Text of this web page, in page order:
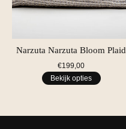
Narzuta Narzuta Bloom Plaid
€199,00
Bekijk opties